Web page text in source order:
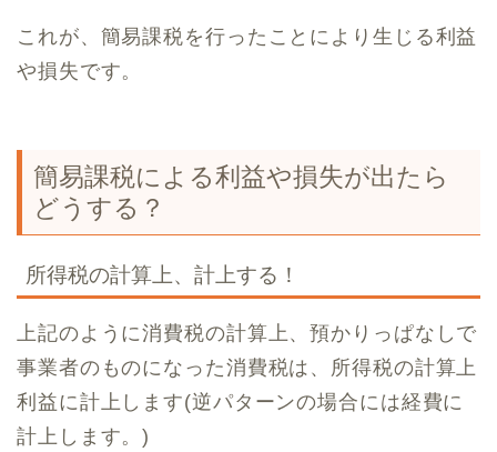
これが、簡易課税を行ったことにより生じる利益
や損失です。
簡易課税による利益や損失が出たら
どうする？
所得税の計算上、計上する！
上記のように消費税の計算上、預かりっぱなしで
事業者のものになった消費税は、所得税の計算上
利益に計上します(逆パターンの場合には経費に
計上します。)